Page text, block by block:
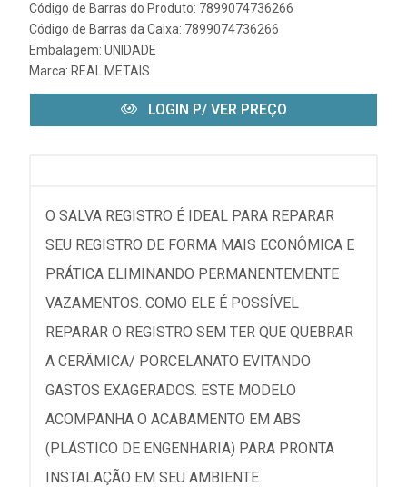
Código de Barras do Produto: 7899074736266
Código de Barras da Caixa: 7899074736266
Embalagem: UNIDADE
Marca: REAL METAIS
LOGIN P/ VER PREÇO
O SALVA REGISTRO É IDEAL PARA REPARAR
SEU REGISTRO DE FORMA MAIS ECONÔMICA E
PRÁTICA ELIMINANDO PERMANENTEMENTE
VAZAMENTOS. COMO ELE É POSSÍVEL
REPARAR O REGISTRO SEM TER QUE QUEBRAR
A CERÂMICA/ PORCELANATO EVITANDO
GASTOS EXAGERADOS. ESTE MODELO
ACOMPANHA O ACABAMENTO EM ABS
(PLÁSTICO DE ENGENHARIA) PARA PRONTA
INSTALAÇÃO EM SEU AMBIENTE.